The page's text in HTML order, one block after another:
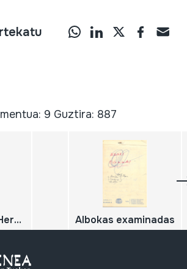
9 Guztira: 887
Atlas de Euskal Herria Albokas examinadas